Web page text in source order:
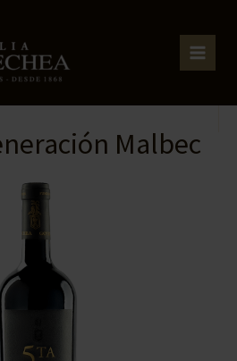
Malbec